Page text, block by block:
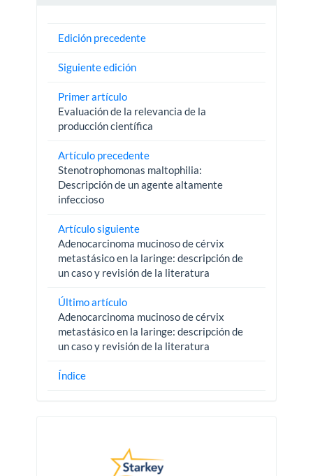
Edición precedente
Siguiente edición
Primer artículo
Evaluación de la relevancia de la
producción científica
Artículo precedente
Stenotrophomonas maltophilia:
Descripción de un agente altamente
infeccioso
Artículo siguiente
Adenocarcinoma mucinoso de cérvix
metastásico en la laringe: descripción de
un caso y revisión de la literatura
Último artículo
Adenocarcinoma mucinoso de cérvix
metastásico en la laringe: descripción de
un caso y revisión de la literatura
Índice